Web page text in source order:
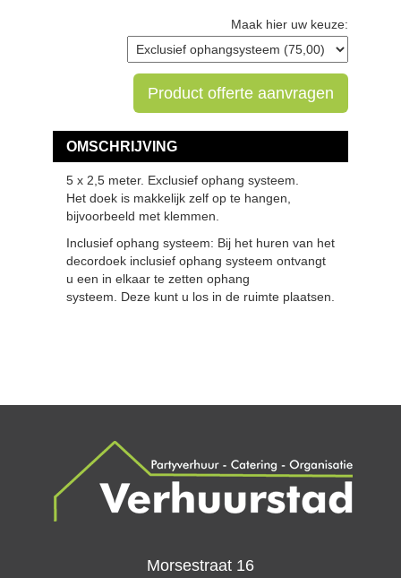
Maak hier uw keuze:
Product offerte aanvragen
OMSCHRIJVING
5 x 2,5 meter. Exclusief ophang systeem.
Het doek is makkelijk zelf op te hangen,
bijvoorbeeld met klemmen.
Inclusief ophang systeem: Bij het huren van het
decordoek inclusief ophang systeem ontvangt
u een in elkaar te zetten ophang
systeem. Deze kunt u los in de ruimte plaatsen.
Morsestraat 16